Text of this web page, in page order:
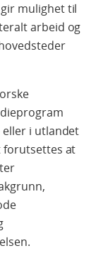
mulighet til
arbeid og
i utlandet
forutsettes at